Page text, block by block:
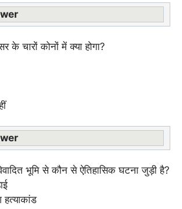
के चारों कोनों में क्या होगा?
भूमि से कौन से ऐतिहासिक घटना जुड़ी है?
हत्याकांड